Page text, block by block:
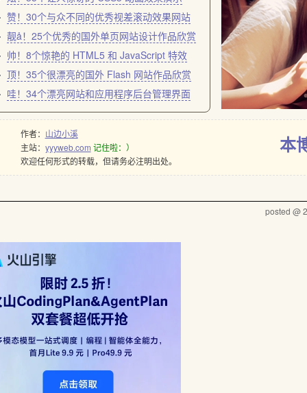
赞！30个与众不同的优秀视差滚动效果网站
靓å！25个优秀的国外单页网站设计作品欣赏
帅！8个惊艳的 HTML5 和 JavaScript 特效
顶！35个很漂亮的国外 Flash 网站作品欣赏
哇！34个漂亮网站和应用程序后台管理界面
本
作者： 山边小溪
主站： yyyweb.com 记住啦：）
欢迎任何形式的转载，但请务必注明出处。
posted @